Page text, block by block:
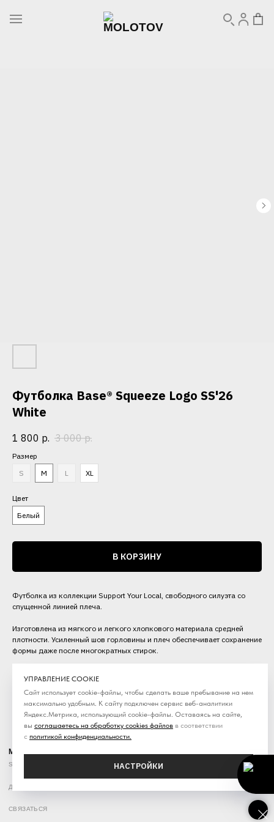
Футболка Base® Squeeze Logo SS'26
White
1 800 р. 3 000 р.
Размер
S
M L XL
Цвет
Белый
В КОРЗИНУ
Футболка из коллекции Support Your Local, свободного силуэта со
спущенной линией плеча.
Изготовлена из мягкого и легкого хлопкового материала средней
плотности. Усиленный шов горловины и плеч обеспечивает сохранение
формы даже после многократных стирок.
УПРАВЛЕНИЕ COOKIE
Сайт использует cookie-файлы, чтобы сделать ваше пребывание на нем
максимально удобным. К cайту подключен сервис веб-аналитики
Яндекс.Метрика, использующий cookie-файлы. Оставаясь на сайте,
вы соглашаетесь на обработку cookies файлов в соответствии
с политикой конфиденциальности.
НАСТРОЙКИ
MOLOTOV
Streetwear / online store
ДОСТАВКА ПОЛИТИКА ОБРАБОТКИ ПЕРСООНАЛЬНЫХ ДАННЫХ
СВЯЗАТЬСЯ